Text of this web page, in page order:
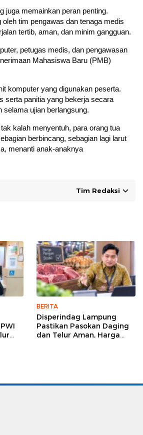
juga memainkan peran penting.
tim pengawas dan tenaga medis
tertib, aman, dan minim gangguan.
petugas medis, dan pengawasan
Mahasiswa Baru (PMB)
komputer yang digunakan peserta.
serta panitia yang bekerja secara
ujian berlangsung.
kalah menyentuh, para orang tua
berbincang, sebagian lagi larut
menanti anak-anaknya
Tim Redaksi
BERITA
Disperindag Lampung
Pastikan Pasokan Daging
dan Telur Aman, Harga